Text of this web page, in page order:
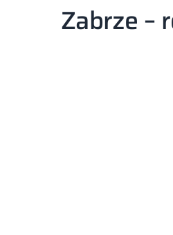
Zabrze –